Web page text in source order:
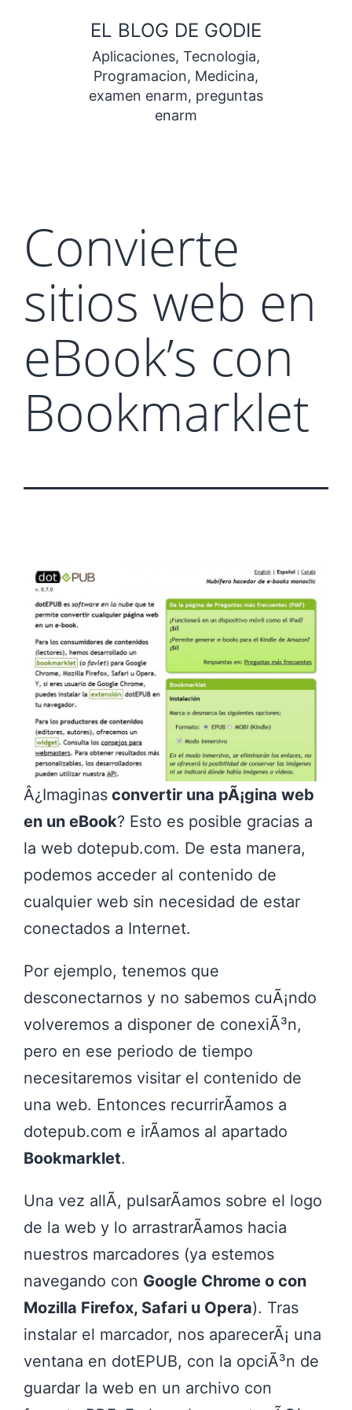
contenido
EL BLOG DE GODIE
Aplicaciones, Tecnologia,
Programacion, Medicina,
examen enarm, preguntas
enarm
Convierte
sitios web en
eBook’s con
Bookmarklet
Â¿Imaginas convertir una pÃ¡gina web
en un eBook? Esto es posible gracias a
la web dotepub.com. De esta manera,
podemos acceder al contenido de
cualquier web sin necesidad de estar
conectados a Internet.
Por ejemplo, tenemos que
desconectarnos y no sabemos cuÃ¡ndo
volveremos a disponer de conexiÃ³n,
pero en ese periodo de tiempo
necesitaremos visitar el contenido de
una web. Entonces recurrirÃ­amos a
dotepub.com e irÃ­amos al apartado
Bookmarklet.
Una vez allÃ­, pulsarÃ­amos sobre el logo
de la web y lo arrastrarÃ­amos hacia
nuestros marcadores (ya estemos
navegando con Google Chrome o con
Mozilla Firefox, Safari u Opera). Tras
instalar el marcador, nos aparecerÃ¡ una
ventana en dotEPUB, con la opciÃ³n de
guardar la web en un archivo con